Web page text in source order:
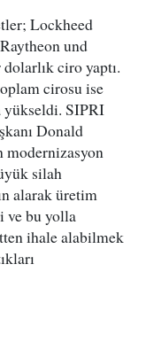
Lockheed
und
ciro yaptı.
cirosu ise
yükseldi. SIPRI
Donald
modernizasyon
silah
alarak üretim
ve bu yolla
ihale alabilmek